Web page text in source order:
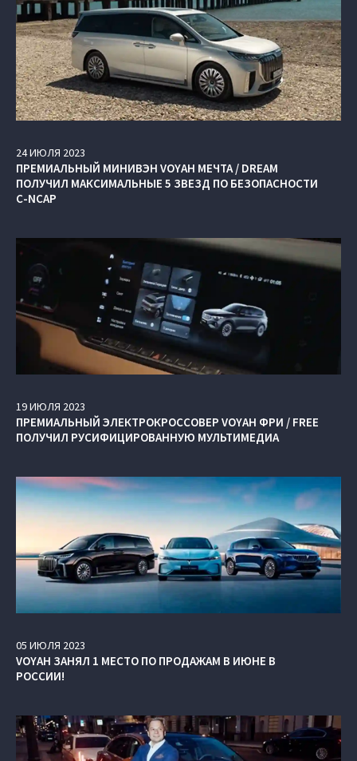
24ИЮЛЯ 2023
ПРЕМИАЛЬНЫЙ МИНИВЭН VOYAH МЕЧТА / DREAM
ПОЛУЧИЛ МАКСИМАЛЬНЫЕ 5 ЗВЕЗД ПО БЕЗОПАСНОСТИ
C-NCAP
19ИЮЛЯ 2023
ПРЕМИАЛЬНЫЙ ЭЛЕКТРОКРОССОВЕР VOYAH ФРИ / FREE
ПОЛУЧИЛ РУСИФИЦИРОВАННУЮ МУЛЬТИМЕДИА
05 ИЮЛЯ 2023
VOYAH ЗАНЯЛ 1 МЕСТО ПО ПРОДАЖАМ В ИЮНЕ В
РОССИИ!